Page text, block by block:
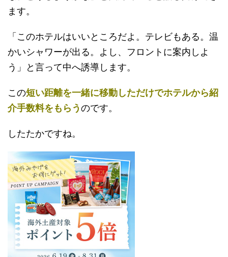
ます。
「このホテルはいいところだよ。テレビもある。温
かいシャワーが出る。よし、フロントに案内しよ
う」と言って中へ誘導します。
この短い距離を一緒に移動しただけでホテルから紹
介手数料をもらうのです。
したたかですね。